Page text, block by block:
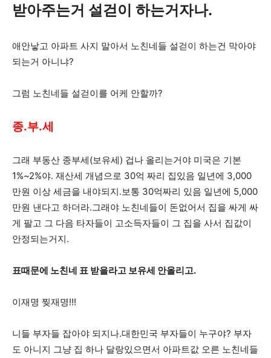
받아주는거 설걷이 하는거자나.
애안낳고 아파트 사지 말아서 노친네들 설걷이 하는건 막아야
되는거 아니냐?
그럼 노친네들 설걷이를 어케 안할까?
종.부.세
그래 부동산 종부세(보유세) 겁나 올리는거야 미국은 기본
1%~2%야. 재산세 개념으로 30억 짜리 집있음 일년에 3,000
만원 이상 세금을 내야되지.보통 30억짜리 있음 일년에 5,000
만원 낸다고 하더라.그래야 노친네들이 돈없어서 집을 싸게 싸
게 팔고 그 다음 타자들이 고소득자들이 그 집을 사서 집값이
안정되는거지.
표때문에 노친네 표 받을라고 보유세 안올리고.
이재명 찢재명!!!
니들 부자들 잡아야 되지나.대한민국 부자들이 누구야? 부자
도 아니지 그냥 집 하나 달랑있으면서 아파트값 오른 노친네들